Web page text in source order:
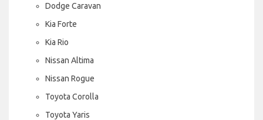
Dodge Caravan
Kia Forte
Kia Rio
Nissan Altima
Nissan Rogue
Toyota Corolla
Toyota Yaris